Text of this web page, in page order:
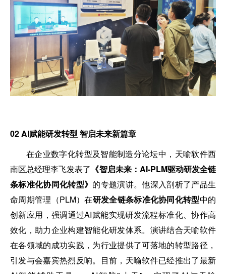
02AI赋能研发转型 智启未来新篇章
在企业数字化转型及智能制造分论坛中，天喻软件西
南区总经理李飞发表了 《智启未来：AI-PLM驱动研发全链
条标准化协同化转型》 的专题演讲。他深入剖析了产品生
命周期管理（PLM）在研发全链条标准化协同化转型中的
创新应用，强调通过AI赋能实现研发流程标准化、协作高
效化，助力企业构建智能化研发体系。演讲结合天喻软件
在各领域的成功实践，为行业提供了可落地的转型路径，
引发与会嘉宾热烈反响。目前，天喻软件已经推出了最新